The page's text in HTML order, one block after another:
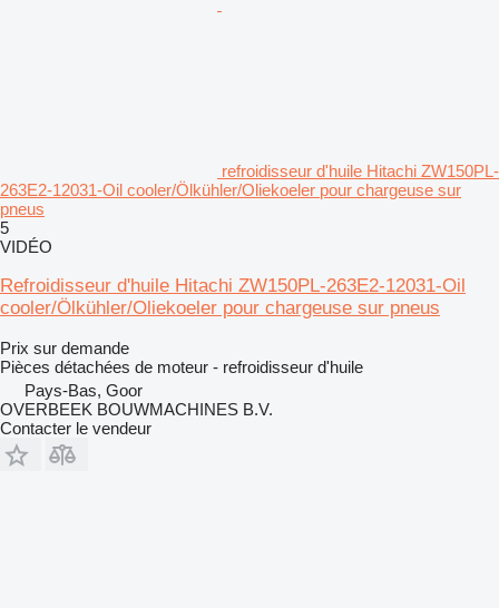
refroidisseur d'huile Hitachi ZW150PL-
263E2-12031-Oil cooler/Ölkühler/Oliekoeler pour chargeuse sur
pneus
5
VIDÉO
Refroidisseur d'huile Hitachi ZW150PL-263E2-12031-Oil
cooler/Ölkühler/Oliekoeler pour chargeuse sur pneus
Prix sur demande
Pièces détachées de moteur - refroidisseur d'huile
Pays-Bas, Goor
OVERBEEK BOUWMACHINES B.V.
Contacter le vendeur